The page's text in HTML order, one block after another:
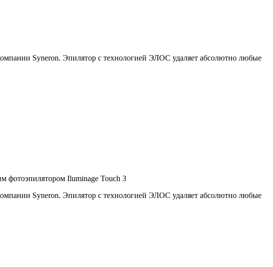
Syneron. Эпилятор с технологией ЭЛОС удаляет абсолютно любые
Iluminage Touch 3
Syneron. Эпилятор с технологией ЭЛОС удаляет абсолютно любые